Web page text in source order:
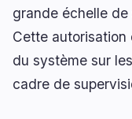
BULLISH
Doute sur une
après la perte
BEARISH
MARA vend
grande échelle de
Cette autorisation
du système sur
cadre de